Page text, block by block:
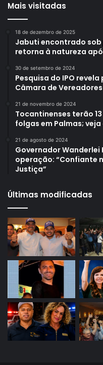
Mais visitadas
18 de dezembro de 2025
Jabuti encontrado
retorna à natureza
30 de setembro de 2024
Pesquisa do IPO
Câmara de
21 de novembro de 2024
Tocantinenses terão
folgas em Palmas;
21 de agosto de 2024
Governador
operação: “Confiante
Justiça”
Últimas modificadas